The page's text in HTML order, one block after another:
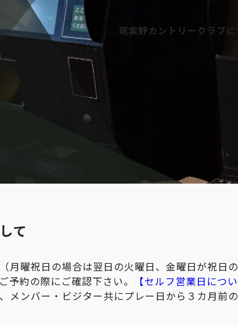
筑紫野カントリークラブ
て
月曜祝日の場合は翌日の火曜日、金曜日が祝日
予約の際にご確認下さい。
【セルフ営業日につい
メンバー・ビジター共にプレー日から３カ月前
筑紫野カントリー
コース
競技日程
WEB